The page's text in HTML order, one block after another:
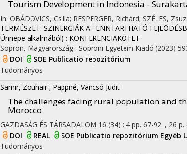
Tourism Development in Indonesia -
In: OBÁDOVICS, Csilla; RESPERGER, Richárd; SZÉLES,
TERMÉSZET: SZINERGIÁK A FENNTARTHATÓ
Ünnepe alkalmából) : KONFERENCIAKÖTET
Sopron, Magyarország : Soproni Egyetem Kiadó (2023)
DOI
SOE Publicatio repozitórium
Tudományos
Samir, Zouhair ; Pappné, Vancsó Judit
The challenges facing rural population and
Morocco
GAZDASÁG ÉS TÁRSADALOM 16 (34) : 4 pp. 67-92. , 26 p.
DOI
REAL SOE Publicatio repozitórium Egyéb
Tudományos